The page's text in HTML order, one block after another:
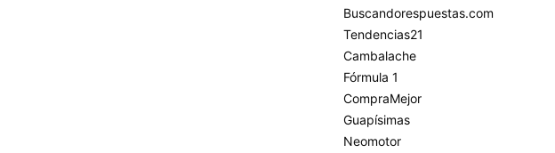
Buscandorespuestas.com
Tendencias21
Cambalache
Fórmula 1
CompraMejor
Guapísimas
Neomotor